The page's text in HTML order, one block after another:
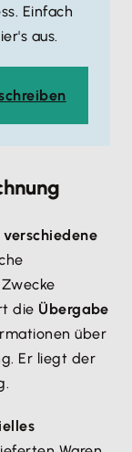
Einfach
aus.
die Übergabe
über
Er liegt der